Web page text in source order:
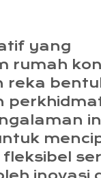
yang
rumah
reka